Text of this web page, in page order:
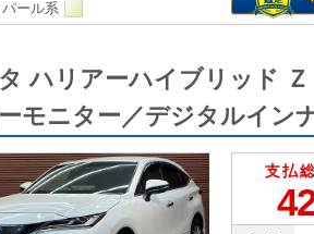
パール系
タ ハリアーハイブリッド
モニター／デジタルイン
支払